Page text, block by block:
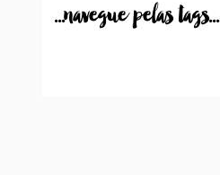
...navegue pelas tags...